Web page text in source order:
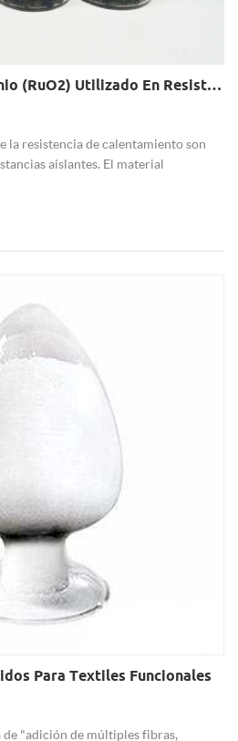
Nano Dióxido De Rutenio (RuO2) Utilizado En Resistencia De Calentamiento
la resistencia de calentamiento son
aislantes. El material
usa óxido de rutenio. Dado q...
Para Textiles Funcionales
"adición de múltiples fibras,